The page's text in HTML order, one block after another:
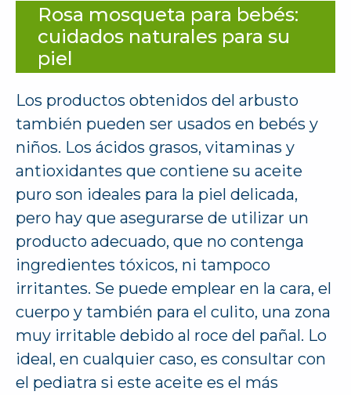
Rosa mosqueta para bebés:
cuidados naturales para su
piel
Los productos obtenidos del arbusto
también pueden ser usados en bebés y
niños. Los ácidos grasos, vitaminas y
antioxidantes que contiene su aceite
puro son ideales para la piel delicada,
pero hay que asegurarse de utilizar un
producto adecuado, que no contenga
ingredientes tóxicos, ni tampoco
irritantes. Se puede emplear en la cara, el
cuerpo y también para el culito, una zona
muy irritable debido al roce del pañal. Lo
ideal, en cualquier caso, es consultar con
el pediatra si este aceite es el más